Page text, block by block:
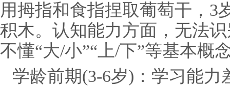
用拇指和食指捏取葡萄干，3
积木。认知能力方面，无法
不懂“大/小”“上/下”等基本概
学龄前期(3-6岁)：学习能